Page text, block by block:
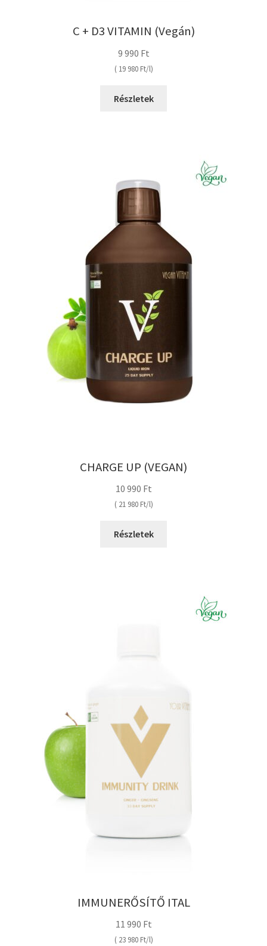
C + D3 VITAMIN (Vegán)
9 990 Ft
( 19 980 Ft/l
Részletek
CHARGE UP (VEGAN)
10 990 Ft
( 21 980 Ft/l
Részletek
IMMUNERŐSÍTŐ ITAL
11 990 Ft
( 23 980 Ft/l